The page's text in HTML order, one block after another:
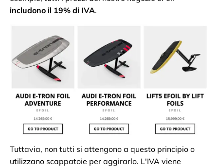
includono il 19% di IVA.
Tuttavia, non tutti si attengono a questo principio o
utilizzano scappatoie per aggirarlo. L'IVA viene